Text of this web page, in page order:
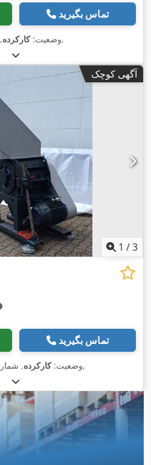
تماس بگیرید
وضعیت:کارکرده ,
آگهی کوچک
1 /3
تماس بگیرید
وضعیت:کارکرده, ,